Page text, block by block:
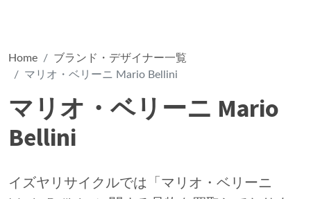
Home
ブランド・デザイナー一覧
マリオ・ベリーニ Mario Bellini
マリオ・ベリーニ Mario
Bellini
イズヤリサイクルでは「マリオ・ベリーニ